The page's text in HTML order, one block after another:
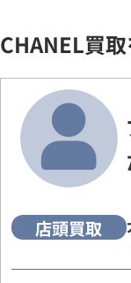
CHANEL買
店頭買取